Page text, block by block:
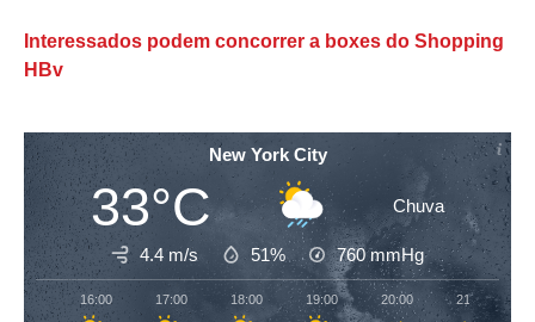
Interessados podem concorrer a boxes do Shopping
HBv
New York City
33°C Chuva
4.4 m/s 51% 760mmHg
16:00 17:00 18:00 19:00 20:00 21:00